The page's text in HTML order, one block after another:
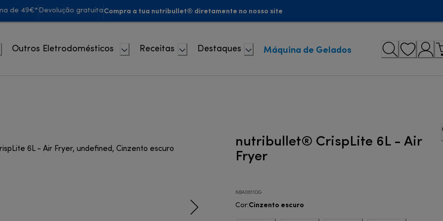
de 49€* Devolução gratuita Compra a tua nutribullet® diretamente no nosso site
Outros Eletrodomésticos Receitas Destaques Máquina de Gelados
nutribullet® CrispLite 6L - Air
Fryer
NBA0611DG
Cor:Cinzento escuro